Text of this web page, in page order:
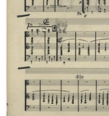
[Φάκελος]
[Φάκελος]
[Φάκελος]
[Φάκελος]
[Φάκελος]
[Φάκελος]
[Φάκελος]
[Φάκελος]
[Φάκελος]